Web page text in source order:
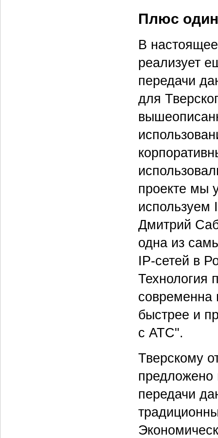
Плюс один
В
реализует
передачи
для
проекте мы
используем
Дмитрий
одна из
IP-сетей в
Технология
современна
быстрее и
с АТС".
Тверскому
предложено
передачи